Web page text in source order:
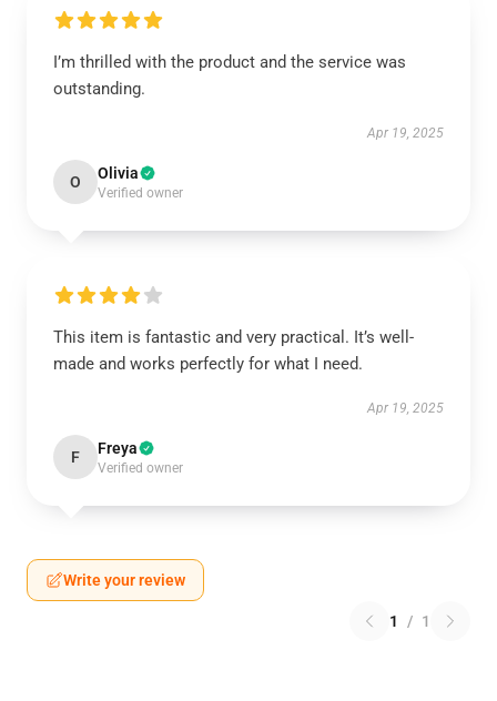
I’m thrilled with the product and the service was
outstanding.
Apr 19, 2025
O Olivia
Verified owner
This item is fantastic and very practical. It’s well-
made and works perfectly for what I need.
Apr 19, 2025
F Freya
Verified owner
Write your review
1 / 1